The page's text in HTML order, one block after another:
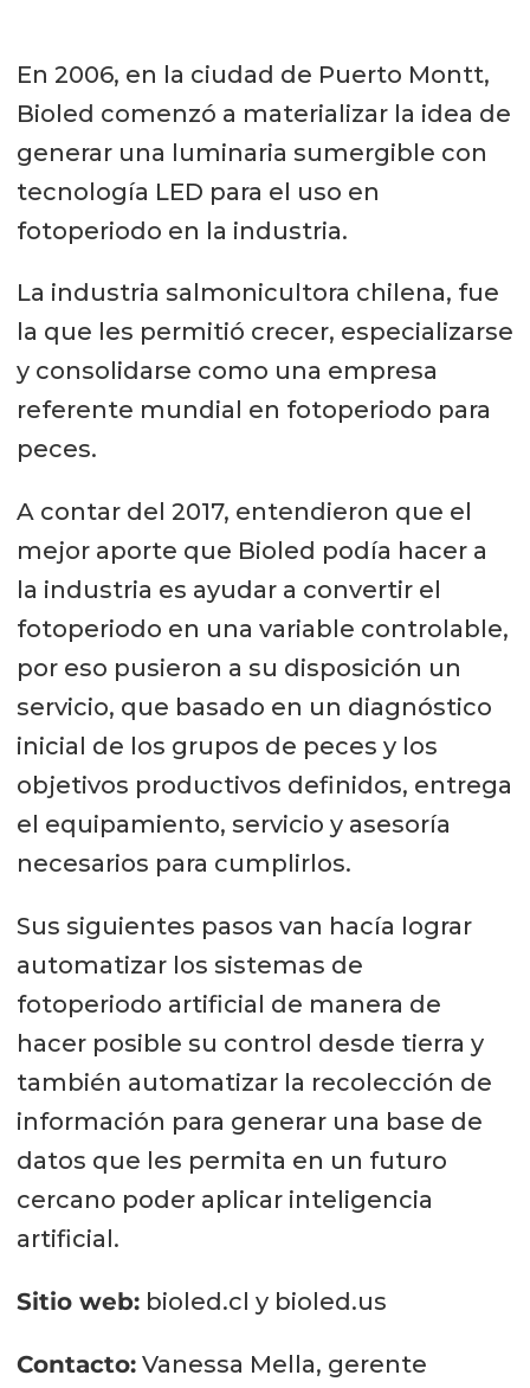
En 2006, en la ciudad de Puerto Montt,
Bioled comenzó a materializar la idea de
generar una luminaria sumergible con
tecnología LED para el uso en
fotoperiodo en la industria.
La industria salmonicultora chilena, fue
la que les permitió crecer, especializarse
y consolidarse como una empresa
referente mundial en fotoperiodo para
peces.
A contar del 2017, entendieron que el
mejor aporte que Bioled podía hacer a
la industria es ayudar a convertir el
fotoperiodo en una variable controlable,
por eso pusieron a su disposición un
servicio, que basado en un diagnóstico
inicial de los grupos de peces y los
objetivos productivos definidos, entrega
el equipamiento, servicio y asesoría
necesarios para cumplirlos.
Sus siguientes pasos van hacía lograr
automatizar los sistemas de
fotoperiodo artificial de manera de
hacer posible su control desde tierra y
también automatizar la recolección de
información para generar una base de
datos que les permita en un futuro
cercano poder aplicar inteligencia
artificial.
Sitio web:bioled.cl y bioled.us
Contacto:Vanessa Mella, gerente